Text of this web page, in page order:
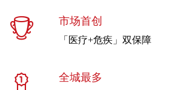
市场首创
「医疗+危疾」双保障
全城最多